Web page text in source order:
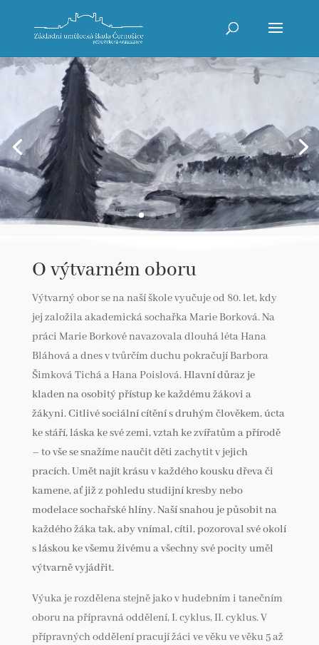
O výtvarném oboru
Výtvarný obor se na naší škole vyučuje od 80. let, kdy
jej založila akademická sochařka Marie Borková. Na
práci Marie Borkové navazovala dlouhá léta Hana
Bláhová a dnes v tvůrčím duchu pokračují Barbora
Šimková Tichá a Hana Poislová.Hlavní důraz je
kladen na osobitý přístup ke každému žákovi a
žákyni. Citlivé sociální cítění s druhým člověkem, úcta
ke stáří, láska ke své zemi, vztah ke zvířatům a přírodě
– to vše se snažíme naučit děti zachytit v jejich
pracích. Umět najít krásu v každého kousku dřeva či
kamene, ať již z pohledu studijní kresby nebo
modelace sochařské hlíny. Naší snahou je působit na
každého žáka tak, aby vnímal, cítil, pozoroval své okolí
s láskou ke všemu živému a všechny své pocity uměl
výtvarně vyjádřit.
Výuka je rozdělena stejně jako v hudebním i tanečním
oboru na přípravná oddělení, I. cyklus, II. cyklus. V
přípravných oddělení pracují žáci ve věku ve věku 5 až